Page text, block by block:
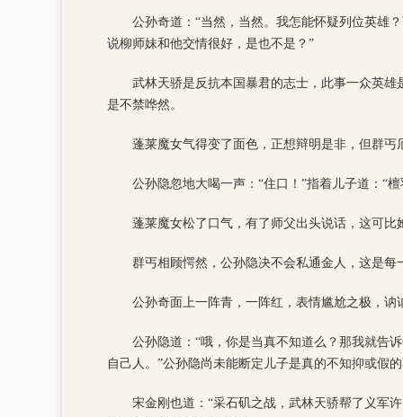
公孙奇道：“当然，当然。我怎能怀疑列位英雄
说柳师妹和他交情很好，是也不是？”
武林天骄是反抗本国暴君的志士，此事一众英
是不禁哗然。
蓬莱魔女气得变了面色，正想辩明是非，但群
公孙隐忽地大喝一声：“住口！”指着儿子道：“
蓬莱魔女松了口气，有了师父出头说话，这可比
群丐相顾愕然，公孙隐决不会私通金人，这是
公孙奇面上一阵青，一阵红，表情尴尬之极，讷
公孙隐道：“哦，你是当真不知道么？那我就告
自己人。”公孙隐尚未能断定儿子是真的不知抑或假
宋金刚也道：“采石矶之战，武林天骄帮了义军